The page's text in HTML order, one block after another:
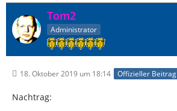
Tom2
Administrator
18. Oktober 2019 um 18:14 Offizieller Beitrag
Nachtrag: